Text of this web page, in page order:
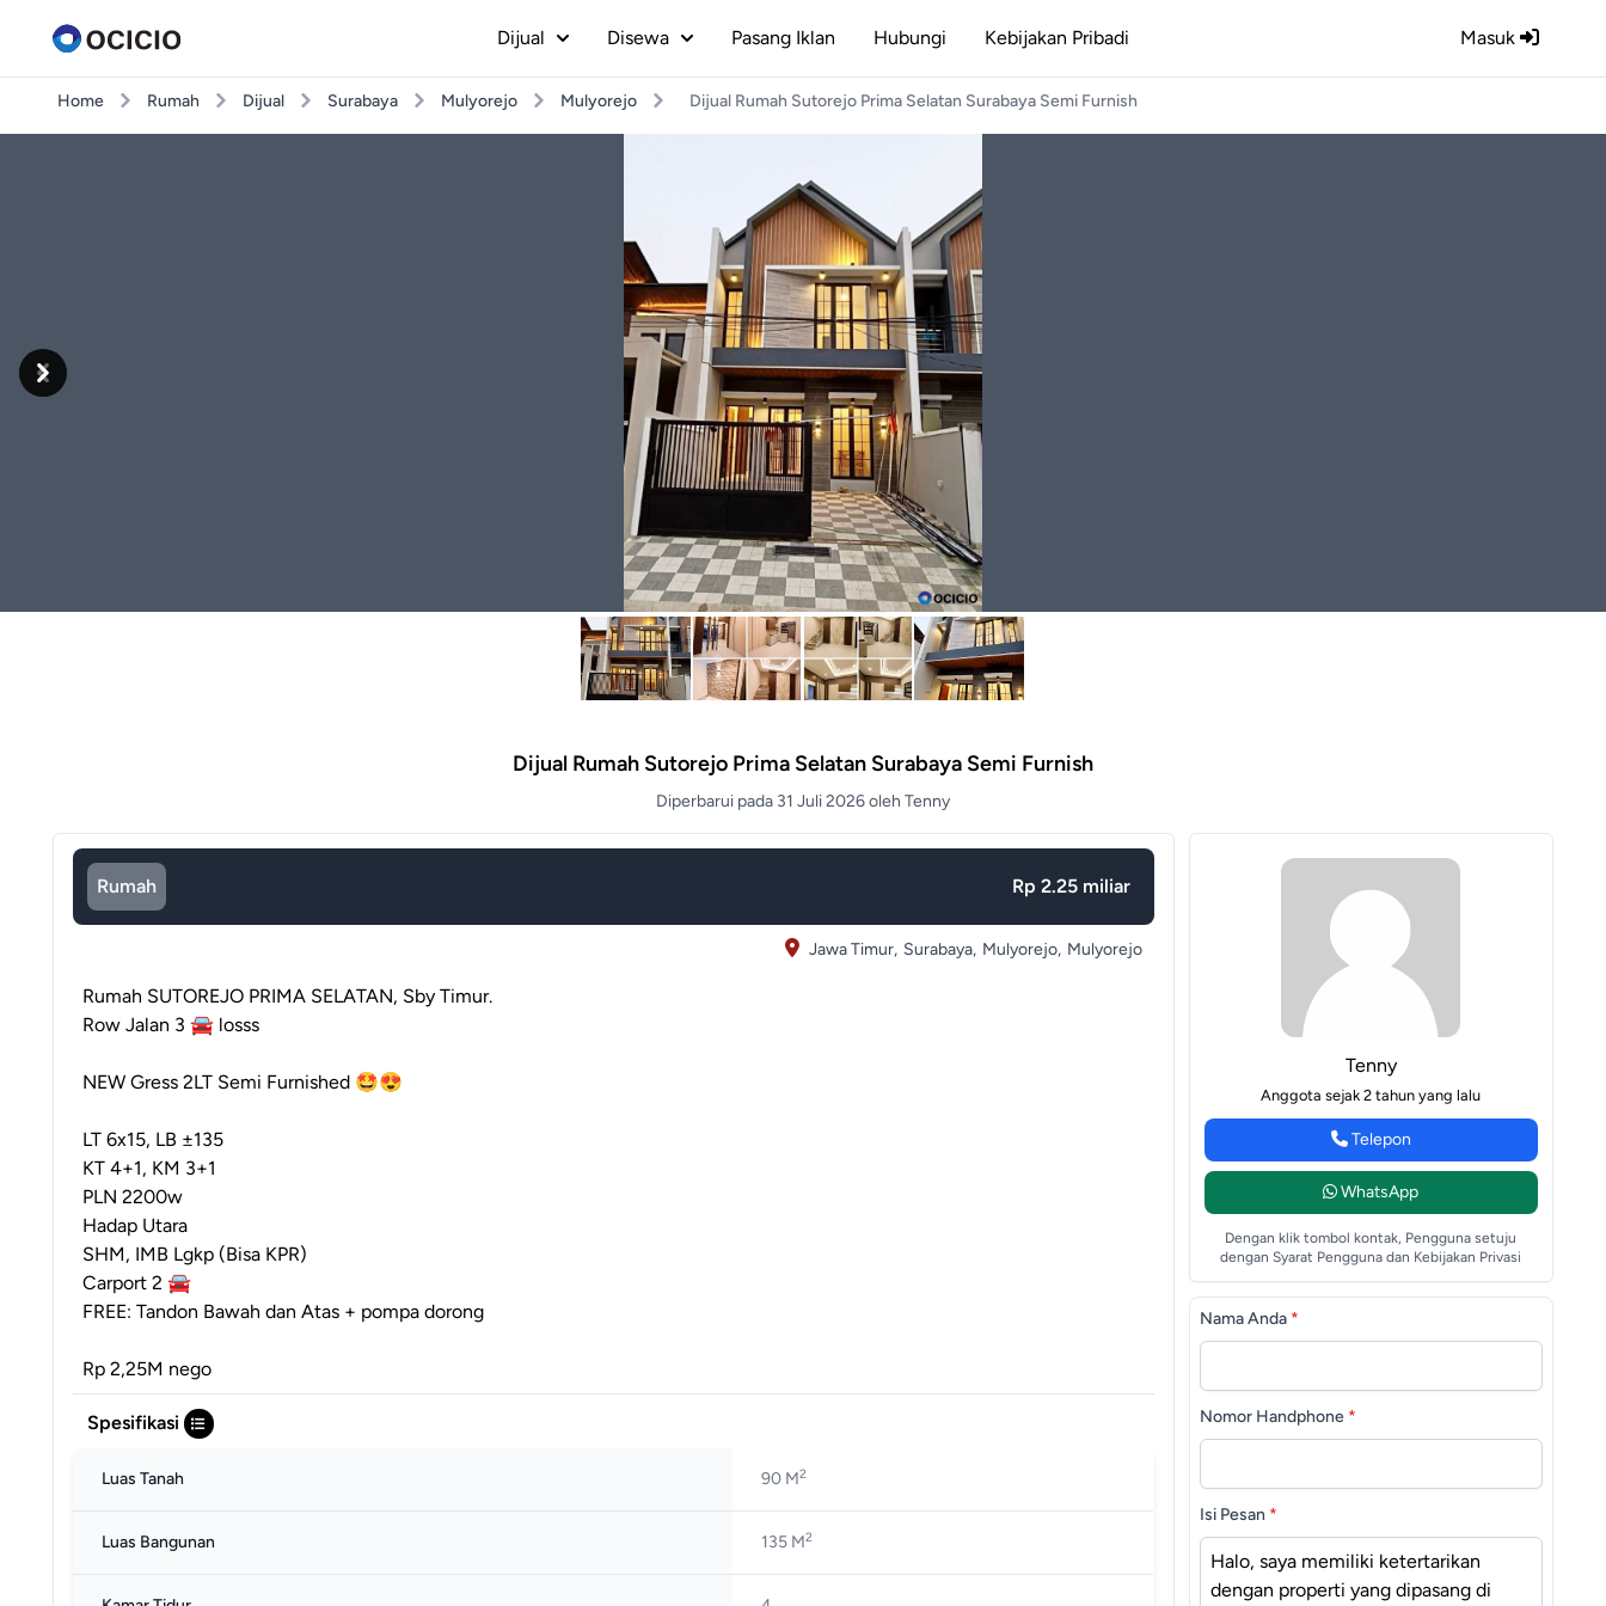
Masuk
Dijual Disewa Pasang Iklan Hubungi Kebijakan Pribadi
Home Rumah Dijual Surabaya Mulyorejo Mulyorejo Dijual Rumah Sutorejo Prima Selatan Surabaya Semi Furnish
Previous
Next
Dijual Rumah Sutorejo Prima Selatan Surabaya Semi Furnish
Diperbarui pada 31 Juli 2026 oleh Tenny
Rumah Rp 2.25 miliar
Jawa Timur, Surabaya, Mulyorejo, Mulyorejo
Rumah SUTOREJO PRIMA SELATAN, Sby Timur.
Row Jalan 3 🚘 losss
NEW Gress 2LT Semi Furnished 🤩😍
LT 6x15, LB ±135
KT 4+1, KM 3+1
PLN 2200w
Hadap Utara
SHM, IMB Lgkp (Bisa KPR)
Carport 2 🚘
FREE: Tandon Bawah dan Atas + pompa dorong
Rp 2,25M nego
Spesifikasi
Luas Tanah 90 M2
Luas Bangunan 135 M2
Tenny
Anggota sejak 2 tahun yang lalu
Telepon
WhatsApp
Dengan klik tombol kontak, Pengguna setuju
dengan Syarat Pengguna dan Kebijakan Privasi
Nama Anda *
Nomor Handphone *
Isi Pesan *